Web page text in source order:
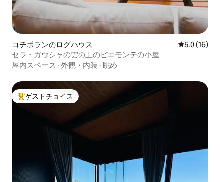
コチポランのログハウス レビュー16
5.0 (16)
セラ・ガウシャの雲の上のピエモンテの小屋
屋内スペース · 外観・内装 · 眺め
大好評のゲストチョイスです。
ゲストチョイス